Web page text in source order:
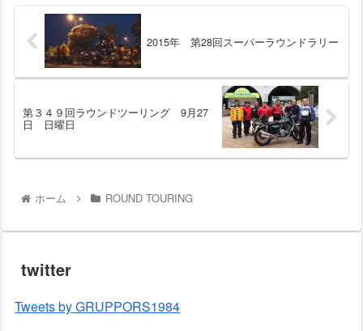
2015年 第28回スーパーラウンドラリー
第３４９回ラウンドツーリング 9月27
日 日曜日
ホーム ROUND TOURING
twitter
Tweets by GRUPPORS1984